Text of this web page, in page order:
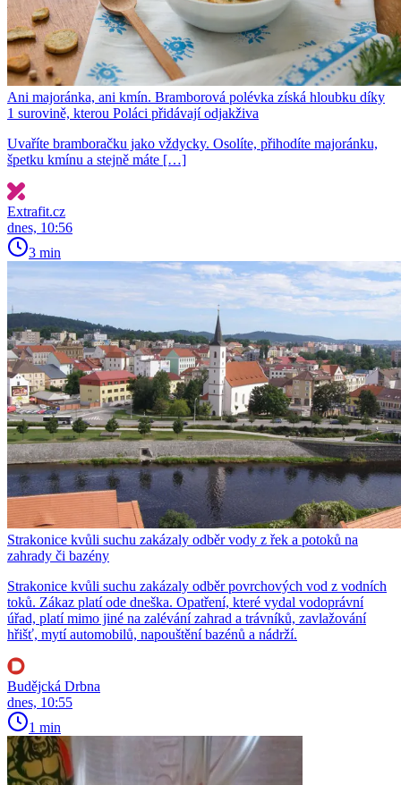
Ani majoránka, ani kmín. Bramborová polévka získá hloubku díky
1 surovině, kterou Poláci přidávají odjakživa
Uvaříte bramboračku jako vždycky. Osolíte, přihodíte majoránku,
špetku kmínu a stejně máte […]
Extrafit.cz
dnes, 10:56
3 min
Strakonice kvůli suchu zakázaly odběr vody z řek a potoků na
zahrady či bazény
Strakonice kvůli suchu zakázaly odběr povrchových vod z vodních
toků. Zákaz platí ode dneška. Opatření, které vydal vodoprávní
úřad, platí mimo jiné na zalévání zahrad a trávníků, zavlažování
hřišť, mytí automobilů, napouštění bazénů a nádrží.
Budějcká Drbna
dnes, 10:55
1 min